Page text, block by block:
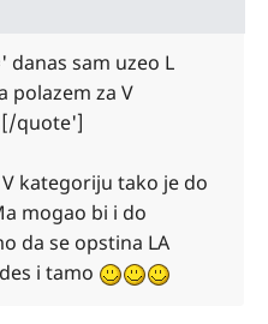
danas sam uzeo L
polazem za V
quote']
kategoriju tako je do
mogao bi i do
da se opstina LA
i tamo